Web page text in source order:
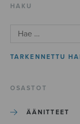
HAKU
TARKENNETTU
OSASTOT
ÄÄNITTEET